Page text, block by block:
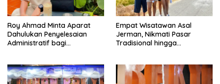
Roy Ahmad Minta Aparat
Dahulukan Penyelesaian
Administratif bagi
Empat Wisatawan Asal
Jerman, Nikmati Pasar
Tradisional hingga